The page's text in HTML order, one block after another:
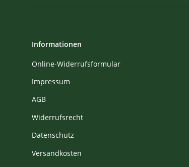
Informationen
Online-Widerrufsformular
Impressum
AGB
Widerrufsrecht
Datenschutz
Versandkosten